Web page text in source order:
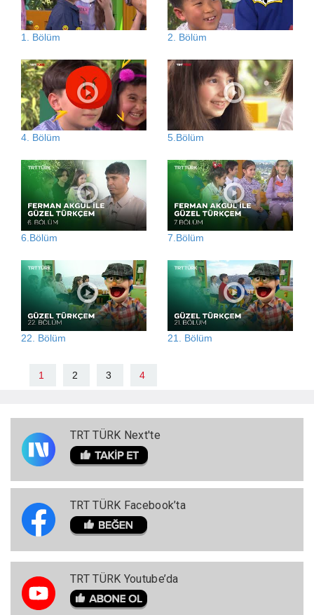
1. Bölüm 2. Bölüm
4. Bölüm 5.Bölüm
6.Bölüm 7.Bölüm
22. Bölüm 21. Bölüm
1 2 3 4
TRT TÜRK Next'te
TRT TÜRK Facebook’ta
TRT TÜRK Youtube’da